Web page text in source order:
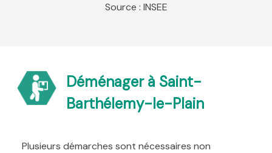
Source : INSEE
Déménager à Saint-
Barthélemy-le-Plain
Plusieurs démarches sont nécessaires non